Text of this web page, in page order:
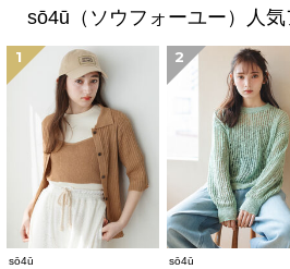
sō4ū（ソウフォーユー）人
1
sō4ū
2
sō4ū